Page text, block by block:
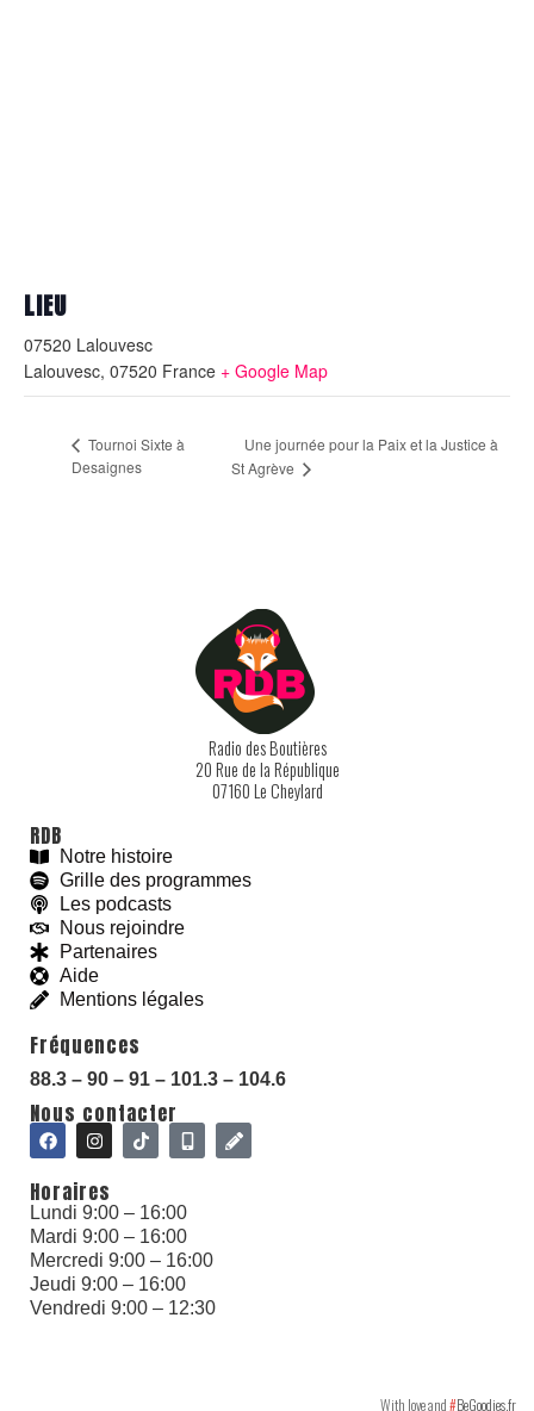
With love and
LIEU
07520 Lalouvesc
Lalouvesc, 07520 France + Google Map
Tournoi Sixte à
Desaignes
Une journée pour la Paix et la Justice à
St Agrève
Radio des Boutières
20 Rue de la République
07160 Le Cheylard
RDB
Notre histoire
Grille des programmes
Les podcasts
Nous rejoindre
Partenaires
Aide
Mentions légales
Fréquences
88.3 – 90 – 91 – 101.3 – 104.6
Nous contacter
Horaires
Lundi 9:00 – 16:00
Mardi 9:00 – 16:00
Mercredi 9:00 – 16:00
Jeudi 9:00 – 16:00
Vendredi 9:00 – 12:30
With love and#BeGoodies.fr